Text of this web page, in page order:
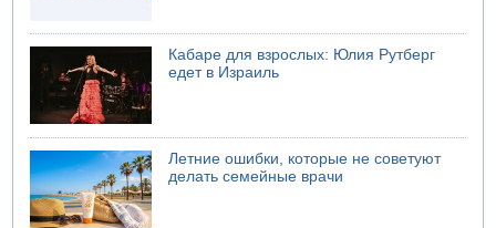
Кабаре для взрослых: Юлия Рутберг
едет в Израиль
Летние ошибки, которые не советуют
делать семейные врачи